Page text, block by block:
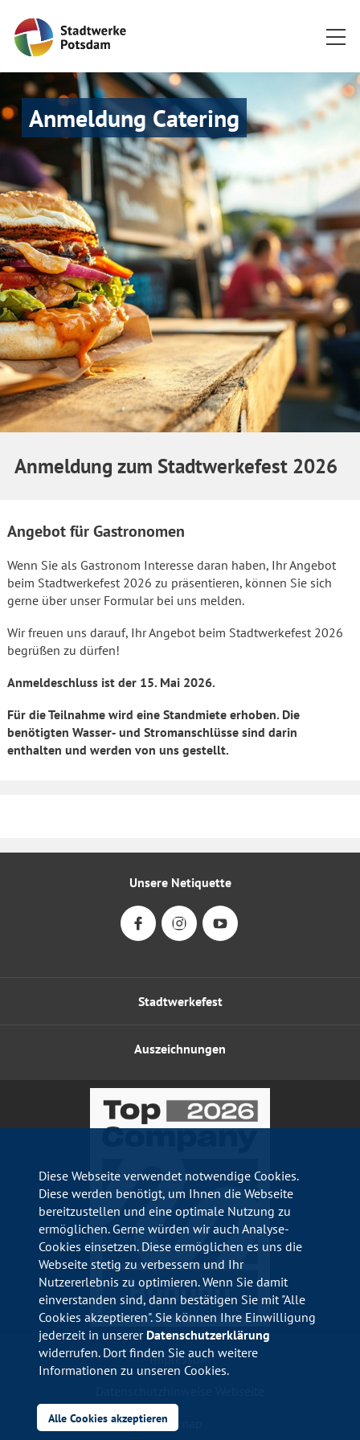
Startseite
Anmeldung Catering
Anmeldung zum Stadtwerkefest 2026
Angebot für Gastronomen
Wenn Sie als Gastronom Interesse daran haben, Ihr Angebot
beim Stadtwerkefest 2026 zu präsentieren, können Sie sich
gerne über unser Formular bei uns melden.
Wir freuen uns darauf, Ihr Angebot beim Stadtwerkefest 2026
begrüßen zu dürfen!
Anmeldeschluss ist der 15. Mai 2026.
Für die Teilnahme wird eine Standmiete erhoben. Die
benötigten Wasser‑ und Stromanschlüsse sind darin
enthalten und werden von uns gestellt.
Stadtwerkefest
Auszeichnungen
Unsere Netiquette
Impressum
Sitemap
Diese Webseite verwendet notwendige Cookies.
Diese werden benötigt, um Ihnen die Webseite
bereitzustellen und eine optimale Nutzung zu
ermöglichen. Gerne würden wir auch Analyse-
Cookies einsetzen. Diese ermöglichen es uns die
Webseite stetig zu verbessern und Ihr
Nutzererlebnis zu optimieren. Wenn Sie damit
einverstanden sind, dann bestätigen Sie mit "Alle
Cookies akzeptieren". Sie können Ihre Einwilligung
jederzeit in unserer Datenschutzerklärung
widerrufen. Dort finden Sie auch weitere
Informationen zu unseren Cookies.
Alle Cookies akzeptieren